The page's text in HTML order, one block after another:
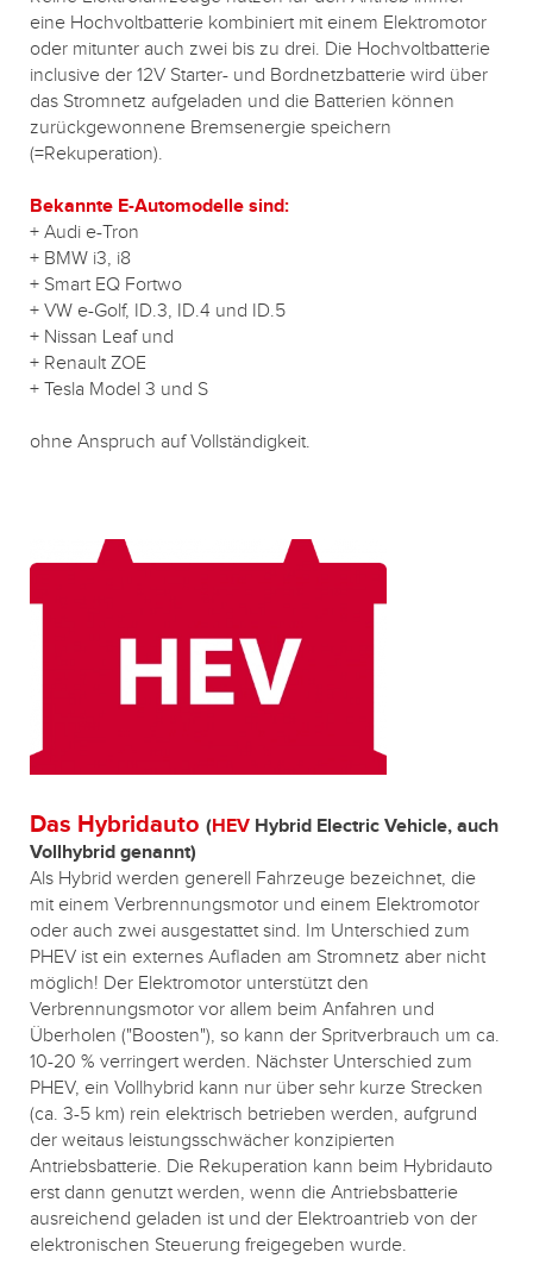
eine Hochvoltbatterie kombiniert mit einem Elektromotor
oder mitunter auch zwei bis zu drei. Die Hochvoltbatterie
inclusive der 12V Starter- und Bordnetzbatterie wird über
das Stromnetz aufgeladen und die Batterien können
zurückgewonnene Bremsenergie speichern
(=Rekuperation).
Bekannte E-Automodelle sind:
+ Audi e-Tron
+ BMW i3, i8
+ Smart EQ Fortwo
+ VW e-Golf, ID.3, ID.4 und ID.5
+ Nissan Leaf und
+ Renault ZOE
+ Tesla Model 3 und S
ohne Anspruch auf Vollständigkeit.
Das Hybridauto (HEV Hybrid Electric Vehicle, auch
Vollhybrid genannt)
Als Hybrid werden generell Fahrzeuge bezeichnet, die
mit einem Verbrennungsmotor und einem Elektromotor
oder auch zwei ausgestattet sind. Im Unterschied zum
PHEV ist ein externes Aufladen am Stromnetz aber nicht
möglich! Der Elektromotor unterstützt den
Verbrennungsmotor vor allem beim Anfahren und
Überholen ("Boosten"), so kann der Spritverbrauch um ca.
10-20 % verringert werden. Nächster Unterschied zum
PHEV, ein Vollhybrid kann nur über sehr kurze Strecken
(ca. 3-5 km) rein elektrisch betrieben werden, aufgrund
der weitaus leistungsschwächer konzipierten
Antriebsbatterie. Die Rekuperation kann beim Hybridauto
erst dann genutzt werden, wenn die Antriebsbatterie
ausreichend geladen ist und der Elektroantrieb von der
elektronischen Steuerung freigegeben wurde.